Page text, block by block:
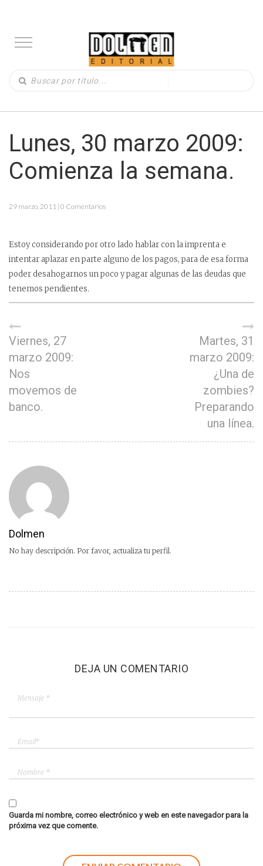
Lunes, 30 marzo 2009:
Comienza la semana.
29 marzo, 2011 | 0 Comentarios
Estoy considerando por otro lado hablar con la imprenta e
intentar aplazar en parte alguno de los pagos, para de esa forma
poder desahogarnos un poco y pagar algunas de las deudas que
tenemos pendientes.
Viernes, 27
marzo 2009:
Nos
movemos de
banco.
Martes, 31
marzo 2009:
¿Una de
zombies?
Preparando
una línea.
Dolmen
No hay descripción. Por favor, actualiza tu perfil.
DEJA UN COMENTARIO
Guarda mi nombre, correo electrónico y web en este navegador para la
próxima vez que comente.